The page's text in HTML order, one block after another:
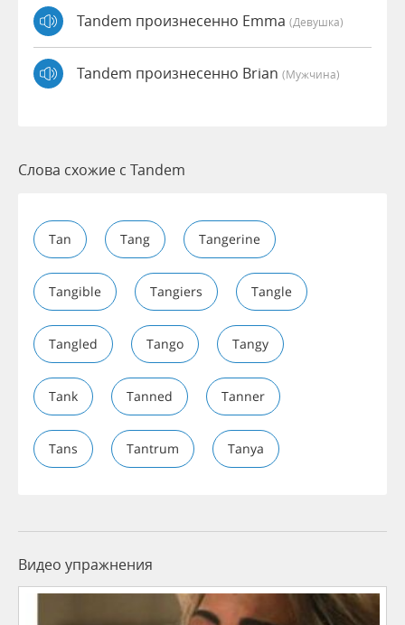
Tandem произнесенно Emma (девушка)
Tandem произнесенно Brian (мужчина)
Слова схожие с Tandem
Tan Tang Tangerine
Tangible Tangiers Tangle
Tangled Tango Tangy
Tank Tanned Tanner
Tans Tantrum Tanya
Видео упражнения